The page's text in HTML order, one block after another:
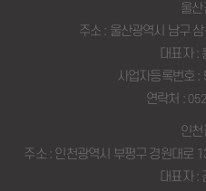
울
주소 : 울산광역시 남구
대표자 :
사업자등록번호
연락처 :
인
주소 : 인천광역시 부평구 경원대로
대표자 :